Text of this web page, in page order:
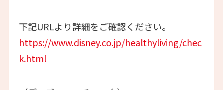
下記URLより詳細をご確認ください。
https://www.disney.co.jp/healthyliving/chec
k.html